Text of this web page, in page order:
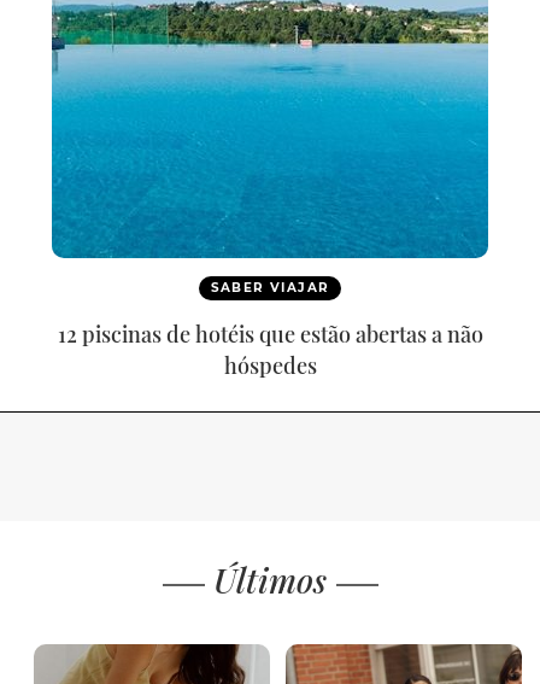
SABER VIAJAR
12 piscinas de hotéis que estão abertas a não
hóspedes
Últimos